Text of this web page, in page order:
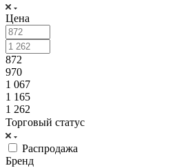
Цена
872
970
1 067
1 165
1 262
Торговый статус
Распродажа
Бренд